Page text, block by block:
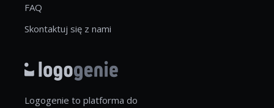
FAQ
Skontaktuj się z nami
Logogenie to platforma do